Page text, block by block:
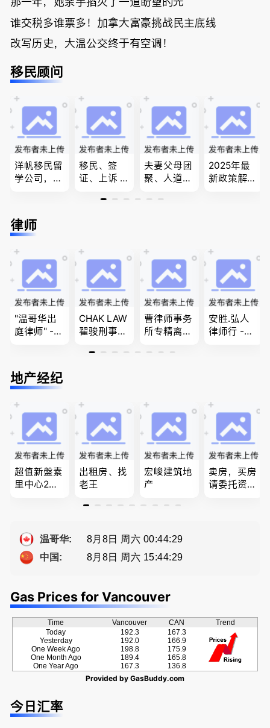
谁交税多谁票多！加拿大富豪挑战民主底线
改写历史，大温公交终于有空调！
移民顾问
洋帆移民留
学公司，精
留学转学，
BCPNP，E
民和魁北克
PEQ60472
08731
移民、签
证、上诉 --
责、全程跟
夫妻父母团
聚、人道移
和工签 移
移民签证
、翻译和海
牙认证
2025年最
新政策解
团聚，投资
移民以及各
类省提名和
技术移民
律师
"温哥华出
庭律师" -
法， 建
筑， 人身
纠纷，审判
CHAK LAW
翟骏刑事交
刑事辩护/
曹律师事务
所专精离
婚前协议，
买卖
安胜.弘人
律师行 -
律师、多语
种服务、高
效优质、助
您安心乐
业、胜劵稳
操)
地产经纪
超值新盤素
里中心2房1
-689-5519
出租房、找
老王
宏峻建筑地
产
卖房，买房
请委托资深
温哥华:
8月8日 周六 00:44:29
中国:
8月8日 周六 15:44:29
Gas Prices for Vancouver
Time Vancouver CAN
Trend
Today
Yesterday
One Week Ago
One Month Ago
One Year Ago
192.3
192.0
198.8
189.4
167.3
167.3
166.9
175.9
165.8
136.8
Provided by GasBuddy.com
今日汇率